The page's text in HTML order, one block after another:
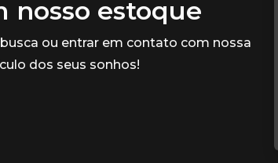
nosso estoque
ou entrar em contato com nossa
dos seus sonhos!